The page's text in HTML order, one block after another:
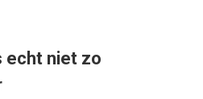
echt niet zo